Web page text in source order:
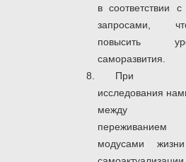
в соответствии
запросами,
повысить
саморазвития.
При
исследования
между
переживанием
модусами